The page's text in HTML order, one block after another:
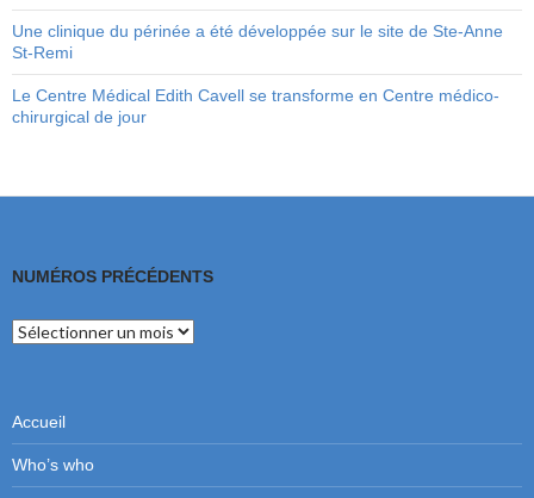
Une clinique du périnée a été développée sur le site de Ste-Anne
St-Remi
Le Centre Médical Edith Cavell se transforme en Centre médico-
chirurgical de jour
NUMÉROS PRÉCÉDENTS
Numéros
précédents
Accueil
Who’s who